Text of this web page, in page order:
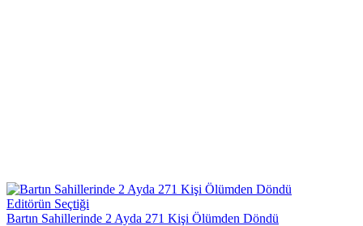
Editörün Seçtiği
Bartın Sahillerinde 2 Ayda 271 Kişi Ölümden Döndü